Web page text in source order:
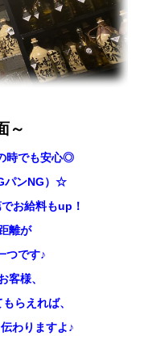
～
時でも安心◎
パンNG）☆
お給料もup！
離が
つです♪
客様、
らえれば、
わりますよ♪